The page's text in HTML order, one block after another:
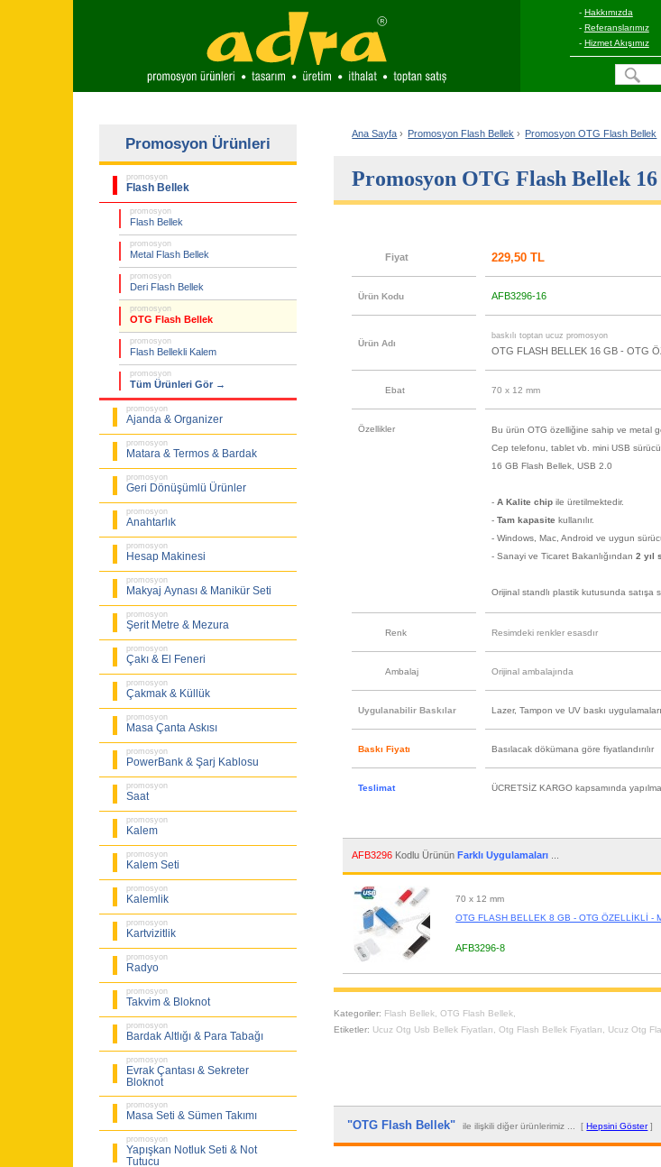
- Hakkımızda
- Referanslarımız
- Hizmet Akışımız
Promosyon Ürünleri
promosyon
Flash Bellek
promosyon
Flash Bellek
promosyon
Metal Flash Bellek
promosyon
Deri Flash Bellek
promosyon
OTG Flash Bellek
promosyon
Flash Bellekli Kalem
promosyon
Tüm Ürünleri Gör →
promosyon
Ajanda & Organizer
promosyon
Matara & Termos & Bardak
promosyon
Geri Dönüşümlü Ürünler
promosyon
Anahtarlık
promosyon
Hesap Makinesi
promosyon
Makyaj Aynası & Manikür Seti
promosyon
Şerit Metre & Mezura
promosyon
Çakı & El Feneri
promosyon
Çakmak & Küllük
promosyon
Masa Çanta Askısı
promosyon
PowerBank & Şarj Kablosu
promosyon
Saat
promosyon
Kalem
promosyon
Kalem Seti
promosyon
Kalemlik
promosyon
Kartvizitlik
promosyon
Radyo
promosyon
Takvim & Bloknot
promosyon
Bardak Altlığı & Para Tabağı
promosyon
Evrak Çantası & Sekreter
Bloknot
promosyon
Masa Seti & Sümen Takımı
promosyon
Yapışkan Notluk Seti & Not
Tutucu
Ana Sayfa › Promosyon Flash Bellek › Promosyon OTG Flash Bellek
Promosyon OTG Flash Bellek
Fiyat 229,50 TL
Ürün Kodu AFB3296-16
Ürün Adı
baskılı toptan ucuz promosyon
OTG FLASH BELLEK 16 GB - OTG
Ebat 70 x 12 mm
Özellikler
Bu ürün OTG özelliğine sahip ve metal
Cep telefonu, tablet vb. mini USB
16 GB Flash Bellek, USB 2.0
-A Kalite chip ile üretilmektedir.
-Tam kapasite kullanılır.
- Windows, Mac, Android ve uygun
- Sanayi ve Ticaret Bakanlığından2 yıl
Orijinal standlı plastik kutusunda satışa
Renk Resimdeki renkler esasdır
Ambalaj Orijinal ambalajında
Uygulanabilir Baskılar Lazer, Tampon ve UV baskı uygulamaları
Baskı Fiyatı Basılacak dökümana göre fiyatlandırılır
Teslimat ÜCRETSİZ KARGO kapsamında
AFB3296 Kodlu ÜrününFarklı Uygulamaları
70 x 12 mm
OTG FLASH BELLEK 8 GB - OTG ÖZELLİKLİ -
AFB3296-8
Kategoriler: Flash Bellek ,OTG Flash Bellek
Etiketler: Ucuz Otg Usb Bellek Fiyatları ,Otg Flash Bellek Fiyatları Ucuz Otg
"OTG Flash Bellek"ile ilişkili diğer ürünlerimiz ... [Hepsini Göster]